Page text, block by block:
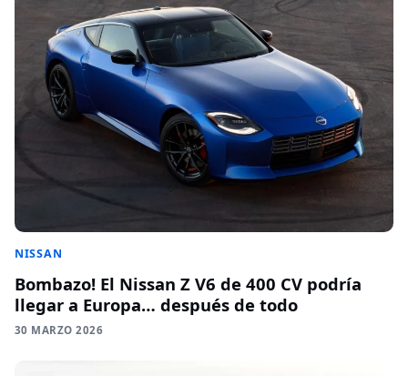
NISSAN
Bombazo! El Nissan Z V6 de 400 CV podría
llegar a Europa… después de todo
30 MARZO 2026